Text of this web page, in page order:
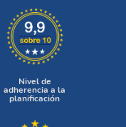
Nivel de
adherencia a la
planificación